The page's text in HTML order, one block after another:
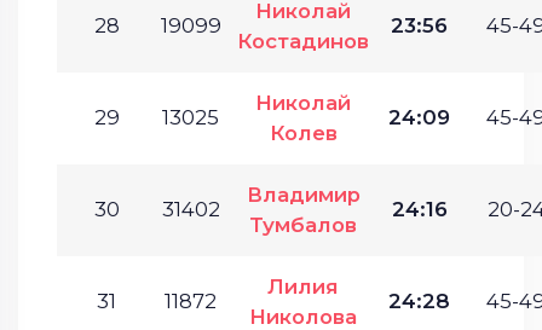
28 19099
Николай
Костадинов
23:56 45-
29 13025
Николай
Колев
24:09 45-
30 31402
Владимир
Тумбалов
24:16 20-
31 11872
Лилия
Николова
24:28 45-